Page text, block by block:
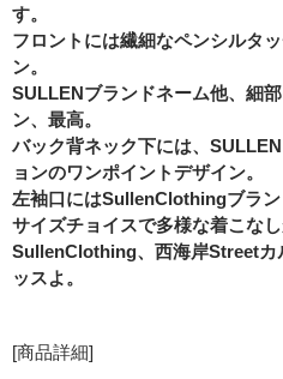
す。
フロントには繊細なペンシルタ
ン。
SULLENブランドネーム他、細
ン、最高。
バック背ネック下には、
ョンのワンポイントデザイン。
左袖口にはSullenClothingブラン
サイズチョイスで多様な着こなし
SullenClothing、西海岸Streetカ
ッスよ。
[商品詳細]